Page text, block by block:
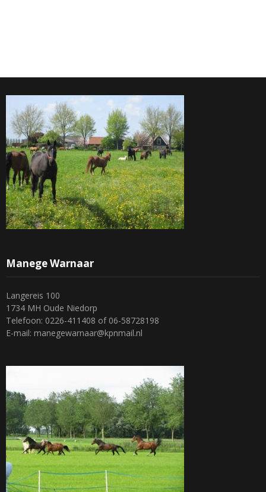
Manege Warnaar
Langereis 100
1734 MH Oude Niedorp
Telefoon: 0226-411408 of 06-58728198
E-mail: manegewarnaar@kpnmail.nl